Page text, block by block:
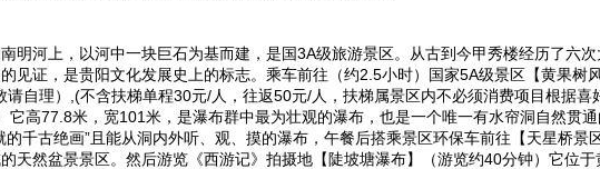
明河上，以河中一块巨石为基而建，是国3A级旅游景区。从古到今甲秀楼经历了六
见证，是贵阳文化发展史上的标志。乘车前往（约2.5小时）国家5A级景区【黄果树
自理）,(不含扶梯单程30元/人，往返50元/人，扶梯属景区内不必须消费项目根据喜
高77.8米，宽101米，是瀑布群中最为壮观的瀑布，也是一个唯一有水帘洞自然贯
千古绝画”且能从洞内外听、观、摸的瀑布，午餐后搭乘景区环保车前往【天星桥景
天然盆景景区。然后游览《西游记》拍摄地【陡坡塘瀑布】（游览约40分钟）它位于